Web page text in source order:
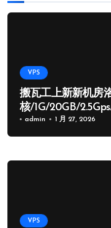
VPS
搬瓦工上新新机房
核/1G/20GB/
65.89 USD
admin 1 月 27, 2026
VPS